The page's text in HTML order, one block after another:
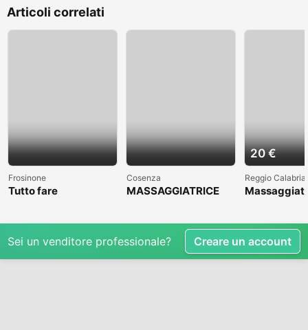
Articoli correlati
Frosinone
Tutto fare
Cosenza
MASSAGGIATRICE
20 €
Reggio Calabria
Sei un venditore professionale? Creare un account